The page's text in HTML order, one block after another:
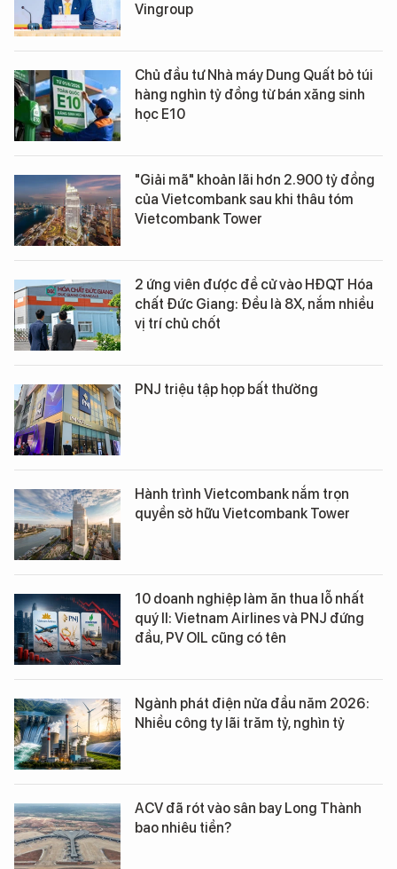
Vingroup
Chủ đầu tư Nhà máy Dung Quất bỏ túi
hàng nghìn tỷ đồng từ bán xăng sinh
học E10
"Giải mã" khoản lãi hơn 2.900 tỷ đồng
của Vietcombank sau khi thâu tóm
Vietcombank Tower
2 ứng viên được đề cử vào HĐQT Hóa
chất Đức Giang: Đều là 8X, nắm nhiều
vị trí chủ chốt
PNJ triệu tập họp bất thường
Hành trình Vietcombank nắm trọn
quyền sở hữu Vietcombank Tower
10 doanh nghiệp làm ăn thua lỗ nhất
quý II: Vietnam Airlines và PNJ đứng
đầu, PV OIL cũng có tên
Ngành phát điện nửa đầu năm 2026:
Nhiều công ty lãi trăm tỷ, nghìn tỷ
ACV đã rót vào sân bay Long Thành
bao nhiêu tiền?